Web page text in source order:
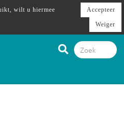
wilt u hiermee
Accepteer
Weiger